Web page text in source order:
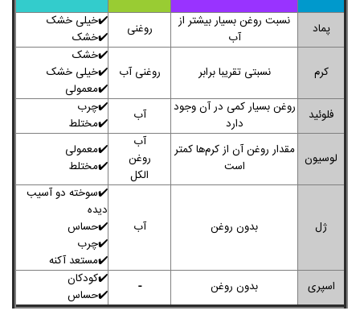
پماد
نسبت روغن بسیار بیشتر از
آب
روغنی ✔️خیلی خشک
✔️خشک
کرم
نسبتی تقریبا برابر روغنی آب
✔️خشک
✔️خیلی خشک
✔️معمولی
فلوئید
روغن بسیار کمی در آن وجود
دارد
آب ✔️چرب
✔️مختلط
لوسیون مقدار روغن آن از کرم‌ها کمتر
است
آب
روغن
الکل
✔️معمولی
✔️مختلط
ژل بدون روغن آب
✔️سوخته دو آسیب
دیده
✔️حساس
✔️چرب
✔️مستعد آکنه
اسپری
بدون روغن -
✔️کودکان
✔️حساس